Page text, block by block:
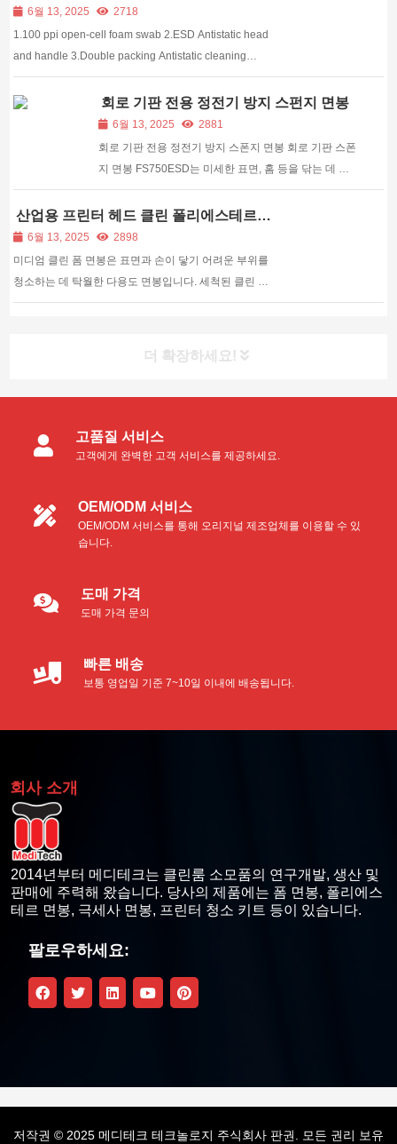
의 긴 손잡이를 대체할 수 있습니다.
6월 13, 2025
2718
1.100 ppi open-cell foam swab 2.ESD Antistatic head
and handle 3.Double packing Antistatic cleaning
swab 4.RoHs, CE, ISO90 ESD series cleaning swab
Antistatic cleaning foam swab Description Meditech’s
Anti-static cleaning Swab is a good substitute...
회로 기판 전용 정전기 방지 스펀지 면봉
6월 13, 2025
2881
회로 기판 전용 정전기 방지 스폰지 면봉 회로 기판 스폰
지 면봉 FS750ESD는 미세한 표면, 홈 등을 닦는 데 적
합하며, 닦는 헤드의 둥근 머리와 닦을 제품을 더 많이
접촉하여 더 많은 접촉력을 제공합니다....
산업용 프린터 헤드 클린 폴리에스테르
면봉6월 13, 2025
2898
미디엄 클린 폼 면봉은 표면과 손이 닿기 어려운 부위를
청소하는 데 탁월한 다용도 면봉입니다. 세척된 클린 폼
헤드는 뛰어난 용량과 쿠션감을 자랑합니다. 긴 손잡이
더 확장하세요!
고품질 서비스
고객에게 완벽한 고객 서비스를 제공하세요.
OEM/ODM 서비스
OEM/ODM 서비스를 통해 오리지널 제조업체를 이용할 수 있
습니다.
도매 가격
도매 가격 문의
빠른 배송
보통 영업일 기준 7~10일 이내에 배송됩니다.
회사 소개
2014년부터 메디테크는 클린룸 소모품의 연구개발, 생산 및
판매에 주력해 왔습니다. 당사의 제품에는 폼 면봉, 폴리에스
테르 면봉, 극세사 면봉, 프린터 청소 키트 등이 있습니다.
팔로우하세요:
저작권 © 2025 메디테크 테크놀로지 주식회사 판권. 모든 권리 보유